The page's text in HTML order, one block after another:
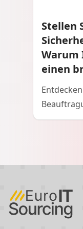
Stellen
Warum
einen